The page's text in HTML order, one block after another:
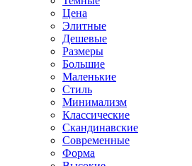
Цена
Элитные
Дешевые
Размеры
Большие
Маленькие
Стиль
Минимализм
Классические
Скандинавские
Современные
Форма